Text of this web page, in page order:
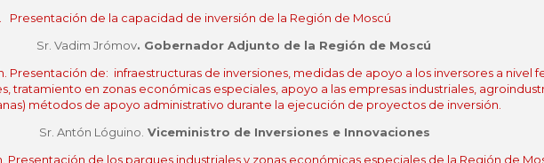
Presentación de la capacidad de inversión de la Región de Moscú
Sr. Vadim Jrómov. Gobernador Adjunto de la Región de Moscú
Presentación de: infraestructuras de inversiones, medidas de apoyo a los inversores a nivel
tratamiento en zonas económicas especiales, apoyo a las empresas industriales,
métodos de apoyo administrativo durante la ejecución de proyectos de inversión.
Sr. Antón Lóguino. Viceministro de Inversiones e Innovaciones
Presentación de los parques industriales y zonas económicas especiales de la Región de